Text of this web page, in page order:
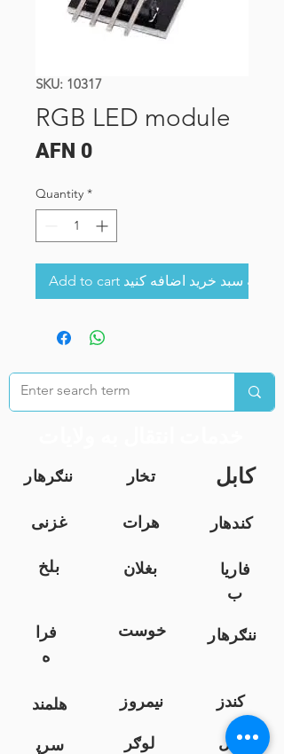
SKU: 10317
RGB LED module
AFN 0Price
Quantity *
Add to cart به سبد خرید اضافه کنید
ننګرهار تخار کابل
غزنی هرات
کندهار
بلخ
بغلان
فاریا
ب
فرا
ه
خوست ننګرهار
هلمند نیمروز
کندز
سرپ
لوګر زابل